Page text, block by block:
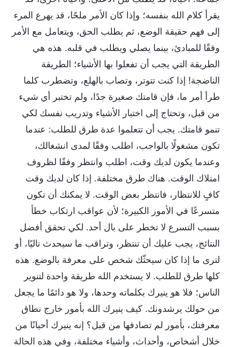
يقرأ كلام الله بنفسه؛ وإذا كان الأمر ملحًا، قد يهرع المرء
إلى فهم حقيقة الوضع، ثم يطلب الحق، ويتعامل مع الأمر
وفقًا للمبادئ، بينما يصلي ويطلب في قلبه. هذه هي
الطريقة التي يجب أن تفعلوا بها الأشياء؛ الطريقة
الناضجة! إذا كنت تتوتر، وتصاب بالهلع، وتضطرب كلما
طرأ أمر ما، فإن قامتك صغيرة جدًا، ولم تختبر أي شيء
من قبل، وتحتاج إلى اختبار الأشياء وتدريب نفسك لكي
تنمو قامتك. يجب أن تتعلموا عدة طرق للطلب: عندما
تكون مشغولًا بالواجب، اطلب وفقًا لمدى انشغالك،
وعندما يكون لديك وقت، اطلب وانتظر وفقًا لظروف
امتلاك الوقت. هناك طرق مختلفة. إذا كان لديك وقت
كافٍ للانتظار، فانتظر بعض الوقت. لا يمكنك أن تكون
متسرعًا في الأمور الكبيرة؛ لأن عواقب ارتكاب خطأ
بسبب التسرع لا تخطر على بال أحد. لكي تحقق أفضل
النتائج، يجب عليك أن تنتظر، وتراقب ما سيحدث تاليًا، أو
لترى ما إذا كان سيحثّك شخص على معرفة بالوضع. هذه
كلها طرق للطلب. لا يستخدم الله طريقة واحدة لتنوير
الناس؛ فلا هو ينيرك بكلماته وحدها، ولا هو دائمًا ما يجعل
من حولك يرشدونك. كيف ينيرك الله بأمور خارج نطاق
معرفتك، بأمور لم تصادفها من قبل؟ إنه ينيرك أحيانًا من
خلال أشخاص، وأحداث، وأشياء مختلفة، وفي هذه الحالة